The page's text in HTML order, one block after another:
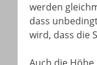
werden
dass
wird, dass die